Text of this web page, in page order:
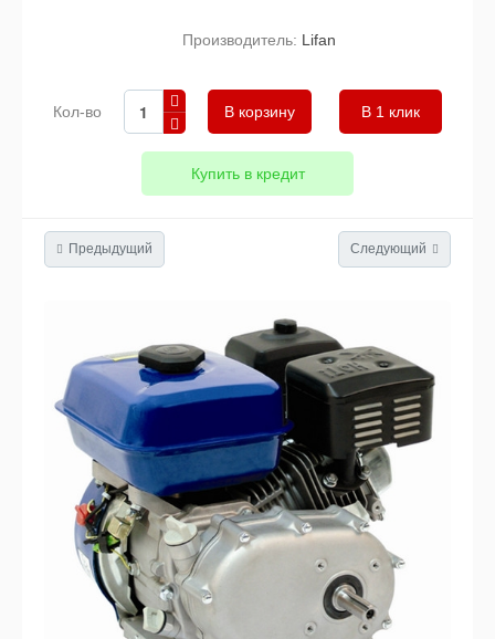
Производитель: Lifan
Кол-во В 1 клик
Купить в кредит
Предыдущий Следующий